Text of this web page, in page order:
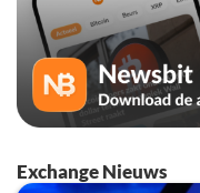
Exchange Nieuws